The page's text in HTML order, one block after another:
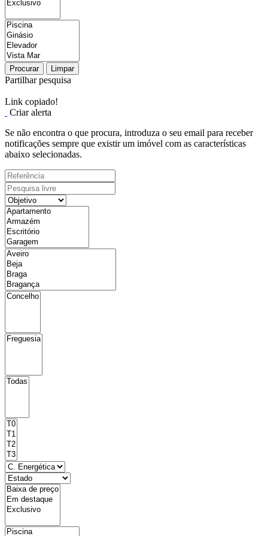
Procurar Limpar
Partilhar pesquisa
Link copiado!
Criar alerta
Se não encontra o que procura, introduza o seu email para receber
notificações sempre que existir um imóvel com as características
abaixo selecionadas.